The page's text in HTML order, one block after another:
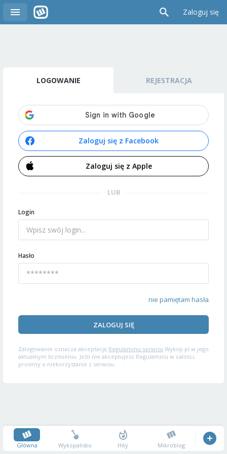
Zaloguj się
LOGOWANIE REJESTRACJA
Zaloguj się z Facebook
Zaloguj się z Apple
LUB
Login
Hasło
nie pamiętam hasła
ZALOGUJ SIĘ
Zalogowanie oznacza akceptację Regulaminu serwisu Wykop.pl w jego
aktualnym brzmieniu. Jeśli nie akceptujesz Regulaminu w całości,
prosimy o niekorzystanie z serwisu.
Główna Wykopalisko Hity Mikroblog